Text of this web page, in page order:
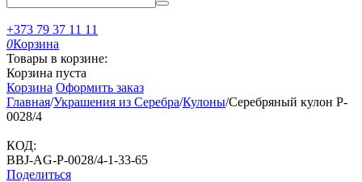
+373 79 37 11 11
0Корзина
Товары в корзине:
Корзина пуста
Корзина Оформить заказ
Главная/Украшения из Серебра/Кулоны/Серебряный кулон P-
0028/4
КОД:
BBJ-AG-P-0028/4-1-33-65
Поделиться